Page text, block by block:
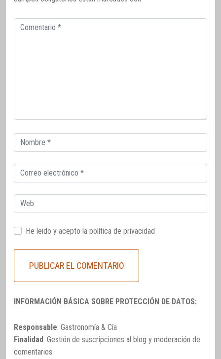
Comentario
Correo
electrónico
Correo
electrónico
Web
He leido y acepto la política de privacidad
INFORMACIÓN BÁSICA SOBRE PROTECCIÓN DE DATOS:
Responsable: Gastronomía & Cía
Finalidad: Gestión de suscripciones al blog y moderación de
comentarios